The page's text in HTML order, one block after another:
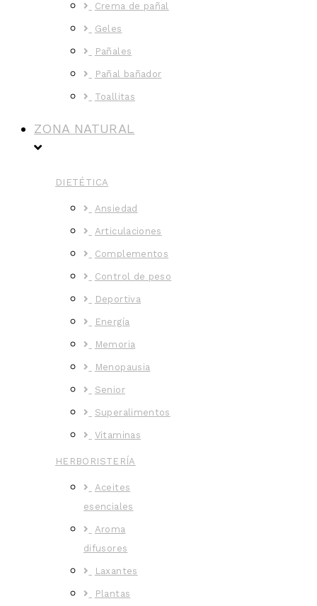
Crema de pañal
Geles
Pañales
Pañal bañador
Toallitas
ZONA NATURAL
DIETÉTICA
Ansiedad
Articulaciones
Complementos
Control de peso
Deportiva
Energía
Memoria
Menopausia
Senior
Superalimentos
Vitaminas
HERBORISTERÍA
Aceites
esenciales
Aroma
difusores
Laxantes
Plantas